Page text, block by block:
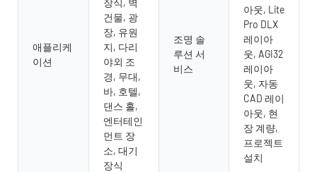
애플리케
이션
건물, 광
장, 유원
지, 다리
야외 조
경, 무대,
바, 호텔,
댄스 홀,
엔터테인
먼트 장
소, 대기
장식
조명 솔
루션 서
비스
아웃, Lite
Pro DLX
레이아
웃, AGI32
레이아
웃, 자동
CAD 레이
아웃, 현
장 계량,
프로젝트
설치